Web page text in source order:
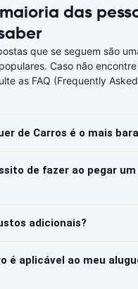
das
que se seguem são
Caso não
as FAQ (Frequently
de Carros é o mais
de fazer ao pegar um
adicionais?
é aplicável ao meu